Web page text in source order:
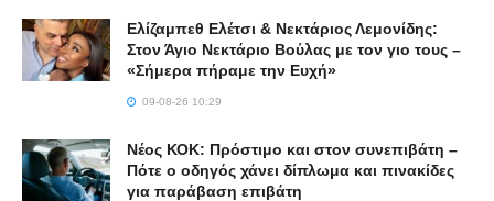
Ελίζαμπεθ Ελέτσι & Νεκτάριος Λεμονίδης:
Στον Άγιο Νεκτάριο Βούλας με τον γιο τους –
«Σήμερα πήραμε την Ευχή»
09-08-26 10:29
Νέος ΚΟΚ: Πρόστιμο και στον συνεπιβάτη –
Πότε ο οδηγός χάνει δίπλωμα και πινακίδες
για παράβαση επιβάτη